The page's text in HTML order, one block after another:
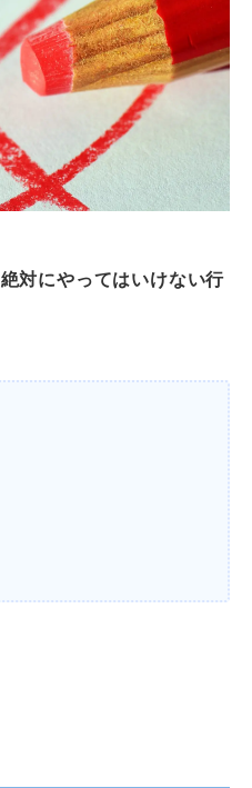
絶対にやってはいけない行